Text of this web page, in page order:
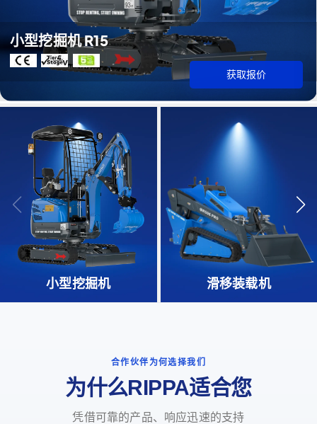
小型挖掘机 R15
获取报价
小型挖掘机 滑移装载机
合作伙伴为何选择我们
为什么RIPPA适合您
凭借可靠的产品、响应迅速的支持